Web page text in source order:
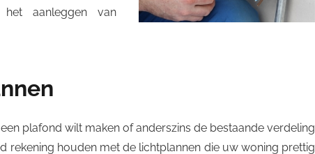
het aanleggen van
plafond wilt maken of anderszins de bestaande verdeling
rekening houden met de lichtplannen die uw woning prettig